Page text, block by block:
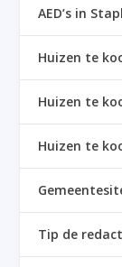
AED’s in
Huizen te
Huizen te
Huizen te
Tip de